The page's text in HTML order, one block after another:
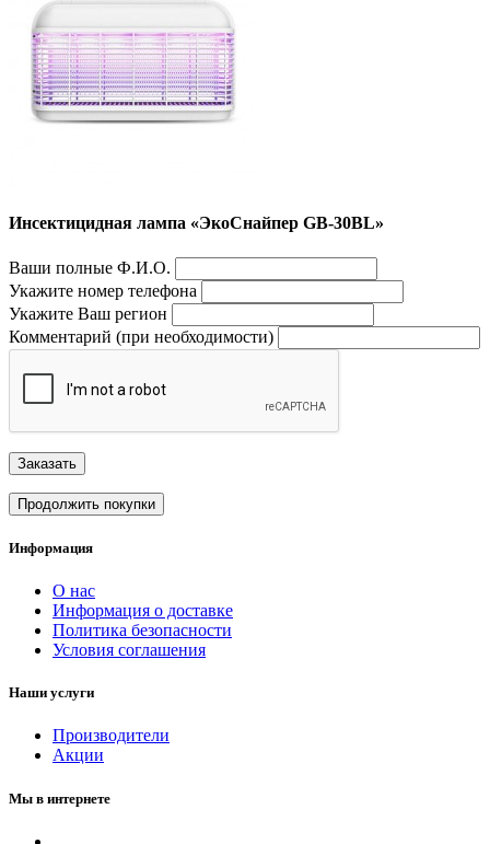
Инсектицидная лампа «ЭкоСнайпер GB-30BL»
Ваши полные Ф.И.О.
Укажите номер телефона
Укажите Ваш регион
Комментарий (при необходимости)
Заказать
Продолжить покупки
Информация
О нас
Информация о доставке
Политика безопасности
Условия соглашения
Наши услуги
Производители
Акции
Мы в интернете